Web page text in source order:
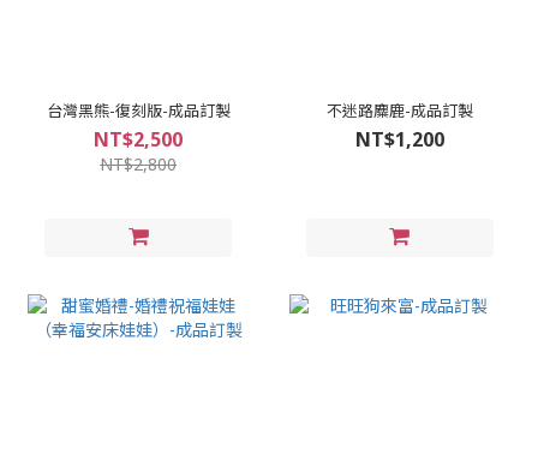
台灣黑熊-復刻版-成品訂製
NT$2,500
NT$2,800
不迷路麋鹿-成品訂製
NT$1,200